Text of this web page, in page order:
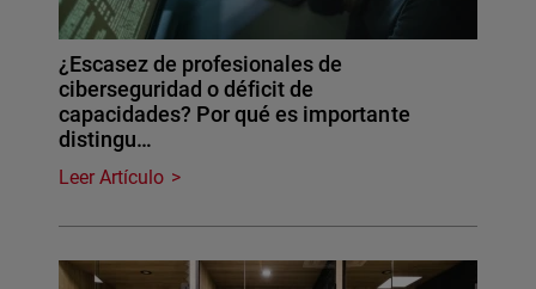
¿Escasez de profesionales de
ciberseguridad o déficit de
capacidades? Por qué es importante
distingu…
Leer Artículo